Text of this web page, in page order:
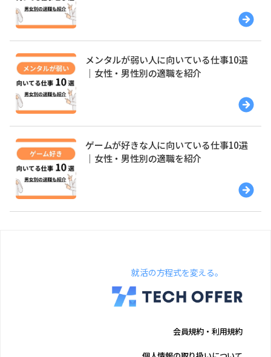
メンタルが弱い人に向いている仕事10選
｜女性・男性別の適職を紹介
ゲームが好きな人に向いている仕事10選
｜女性・男性別の適職を紹介
就活の方程式を変える。
会員規約・利用規約